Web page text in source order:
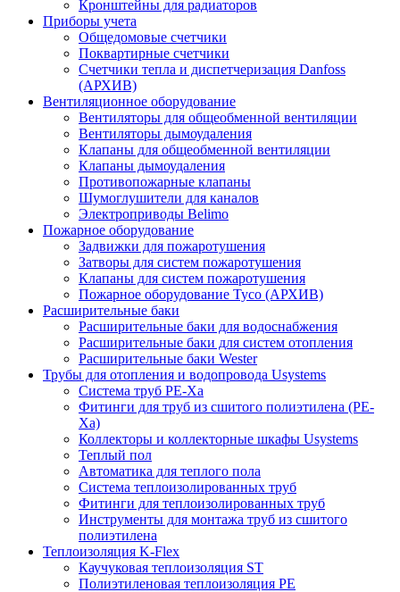
Кронштейны для радиаторов
Приборы учета
Общедомовые счетчики
Поквартирные счетчики
Счетчики тепла и диспетчеризация Danfoss
(АРХИВ)
Вентиляционное оборудование
Вентиляторы для общеобменной вентиляции
Вентиляторы дымоудаления
Клапаны для общеобменной вентиляции
Клапаны дымоудаления
Противопожарные клапаны
Шумоглушители для каналов
Электроприводы Belimo
Пожарное оборудование
Задвижки для пожаротушения
Затворы для систем пожаротушения
Клапаны для систем пожаротушения
Пожарное оборудование Tyco (АРХИВ)
Расширительные баки
Расширительные баки для водоснабжения
Расширительные баки для систем отопления
Расширительные баки Wester
Трубы для отопления и водопровода Usystems
Система труб PE-Xa
Фитинги для труб из сшитого полиэтилена (PE-
Xa)
Коллекторы и коллекторные шкафы Usystems
Теплый пол
Автоматика для теплого пола
Система теплоизолированных труб
Фитинги для теплоизолированных труб
Инструменты для монтажа труб из сшитого
полиэтилена
Теплоизоляция K-Flex
Каучуковая теплоизоляция ST
Полиэтиленовая теплоизоляция PE